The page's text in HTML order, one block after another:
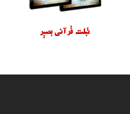
تبلت قرآنی بصیر